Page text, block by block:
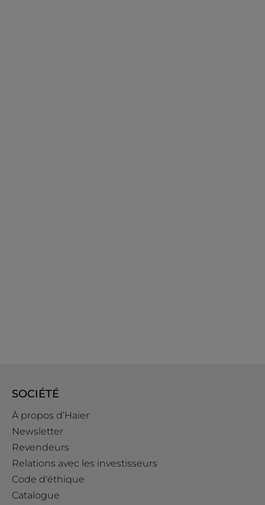
SOCIÉTÉ
À propos d’Haier
Newsletter
Revendeurs
Relations avec les investisseurs
Code d'éthique
Catalogue